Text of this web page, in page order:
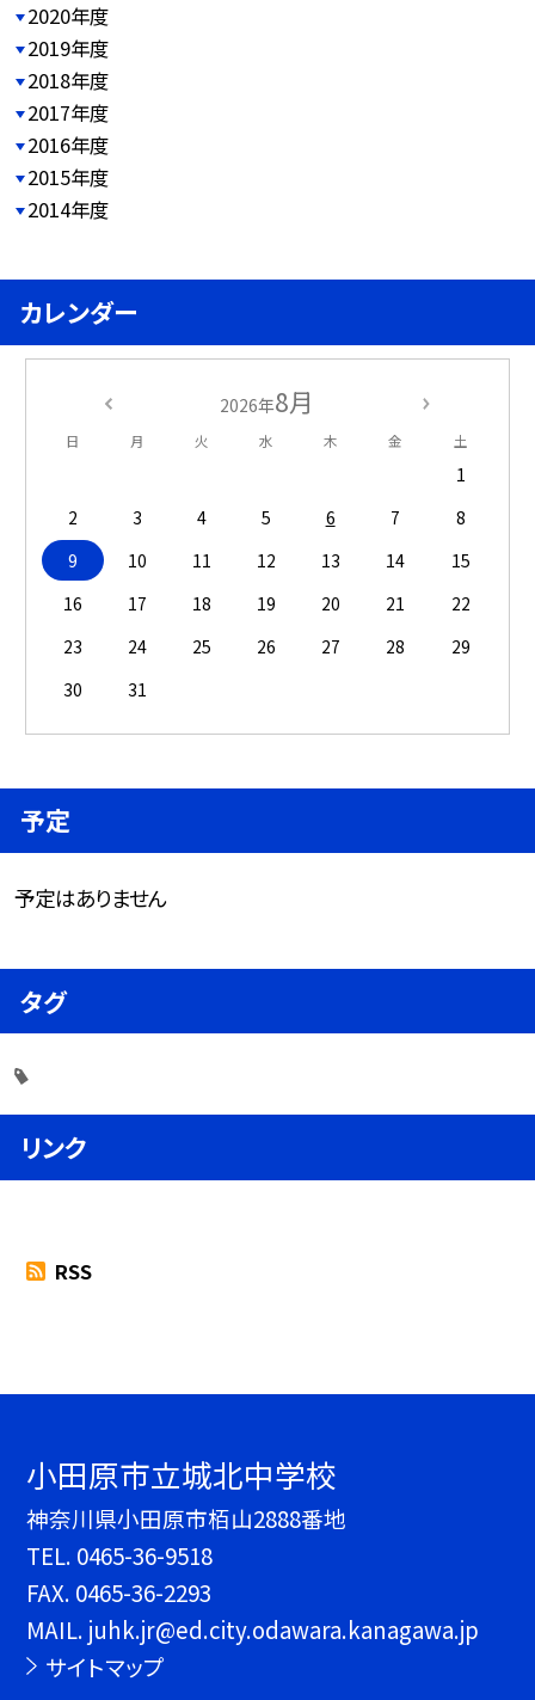
2020年度
2019年度
2018年度
2017年度
2016年度
2015年度
2014年度
カレンダー
2026年8月
日 月 火 水 木 金 土
1
2
3 4 5 6 7
8
9
10 11 12 13 14
15
16
17 18 19 20 21
22
23
24 25 26 27 28
29
30
31
予定
予定はありません
タグ
リンク
RSS
小田原市立城北中学校
神奈川県小田原市栢山2888番地
TEL. 0465-36-9518
FAX. 0465-36-2293
MAIL. juhk.jr@ed.city.odawara.kanagawa.jp
サイトマップ